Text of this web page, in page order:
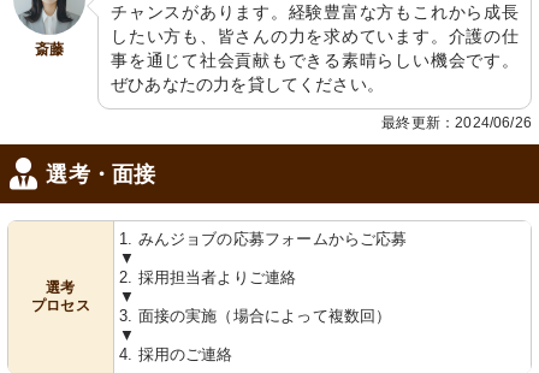
斎藤
チャンスがあります。経験豊富な方もこれから成長
したい方も、皆さんの力を求めています。介護の仕
事を通じて社会貢献もできる素晴らしい機会です。
ぜひあなたの力を貸してください。
最終更新：2024/06/26
選考・面接
選考
プロセス
1. みんジョブの応募フォームからご応募
▼
2. 採用担当者よりご連絡
▼
3. 面接の実施（場合によって複数回）
▼
4. 採用のご連絡